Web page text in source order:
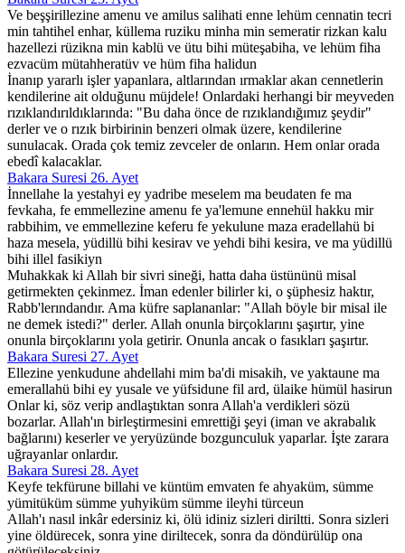
Ve beşşirillezine amenu ve amilus salihati enne lehüm cennatin tecri
min tahtihel enhar, küllema ruziku minha min semeratir rizkan kalu
hazellezi rüzikna min kablü ve ütu bihi müteşabiha, ve lehüm fiha
ezvacüm mütahheratüv ve hüm fiha halidun
İnanıp yararlı işler yapanlara, altlarından ırmaklar akan cennetlerin
kendilerine ait olduğunu müjdele! Onlardaki herhangi bir meyveden
rızıklandırıldıklarında: "Bu daha önce de rızıklandığımız şeydir"
derler ve o rızık birbirinin benzeri olmak üzere, kendilerine
sunulacak. Orada çok temiz zevceler de onların. Hem onlar orada
ebedî kalacaklar.
Bakara Suresi 26. Ayet
İnnellahe la yestahyi ey yadribe meselem ma beudaten fe ma
fevkaha, fe emmellezine amenu fe ya'lemune ennehül hakku mir
rabbihim, ve emmellezine keferu fe yekulune maza eradellahü bi
haza mesela, yüdillü bihi kesirav ve yehdi bihi kesira, ve ma yüdillü
bihi illel fasikiyn
Muhakkak ki Allah bir sivri sineği, hatta daha üstününü misal
getirmekten çekinmez. İman edenler bilirler ki, o şüphesiz haktır,
Rabb'lerındandır. Ama küfre saplananlar: "Allah böyle bir misal ile
ne demek istedi?" derler. Allah onunla birçoklarını şaşırtır, yine
onunla birçoklarını yola getirir. Onunla ancak o fasıkları şaşırtır.
Bakara Suresi 27. Ayet
Ellezine yenkudune ahdellahi mim ba'di misakih, ve yaktaune ma
emerallahü bihi ey yusale ve yüfsidune fil ard, ülaike hümül hasirun
Onlar ki, söz verip andlaştıktan sonra Allah'a verdikleri sözü
bozarlar. Allah'ın birleştirmesini emrettiği şeyi (iman ve akrabalık
bağlarını) keserler ve yeryüzünde bozgunculuk yaparlar. İşte zarara
uğrayanlar onlardır.
Bakara Suresi 28. Ayet
Keyfe tekfürune billahi ve küntüm emvaten fe ahyaküm, sümme
yümitüküm sümme yuhyiküm sümme ileyhi türceun
Allah'ı nasıl inkâr edersiniz ki, ölü idiniz sizleri diriltti. Sonra sizleri
yine öldürecek, sonra yine diriltecek, sonra da döndürülüp ona